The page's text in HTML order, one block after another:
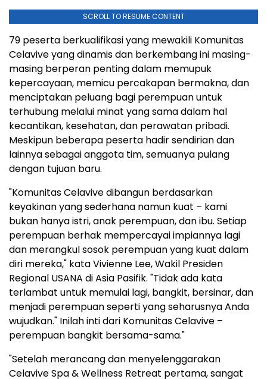
SCROLL TO RESUME CONTENT
79 peserta berkualifikasi yang mewakili Komunitas
Celavive yang dinamis dan berkembang ini masing-
masing berperan penting dalam memupuk
kepercayaan, memicu percakapan bermakna, dan
menciptakan peluang bagi perempuan untuk
terhubung melalui minat yang sama dalam hal
kecantikan, kesehatan, dan perawatan pribadi.
Meskipun beberapa peserta hadir sendirian dan
lainnya sebagai anggota tim, semuanya pulang
dengan tujuan baru.
"Komunitas Celavive dibangun berdasarkan
keyakinan yang sederhana namun kuat – kami
bukan hanya istri, anak perempuan, dan ibu. Setiap
perempuan berhak mempercayai impiannya lagi
dan merangkul sosok perempuan yang kuat dalam
diri mereka," kata Vivienne Lee, Wakil Presiden
Regional USANA di Asia Pasifik. "Tidak ada kata
terlambat untuk memulai lagi, bangkit, bersinar, dan
menjadi perempuan seperti yang seharusnya Anda
wujudkan." Inilah inti dari Komunitas Celavive –
perempuan bangkit bersama-sama."
"Setelah merancang dan menyelenggarakan
Celavive Spa & Wellness Retreat pertama, sangat